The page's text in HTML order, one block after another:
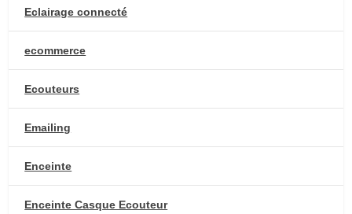
Eclairage connecté
ecommerce
Ecouteurs
Emailing
Enceinte
Enceinte Casque Ecouteur